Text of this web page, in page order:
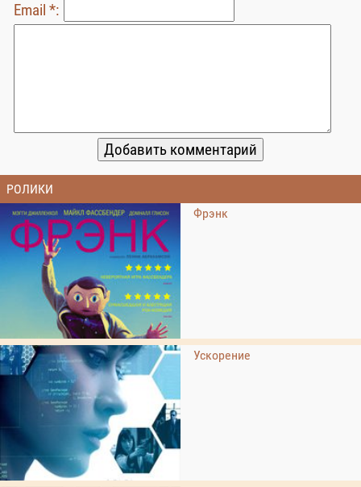
Email *:
РОЛИКИ
Фрэнк
Ускорение